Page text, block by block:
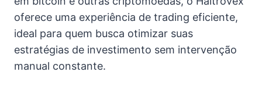
oferece uma experiência de trading eficiente,
ideal para quem busca otimizar suas
estratégias de investimento sem intervenção
manual constante.